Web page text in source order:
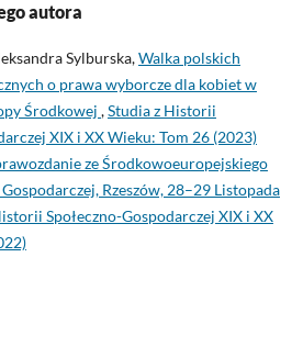
autora
Sylburska,Walka polskich
o prawa wyborcze dla kobiet w
Środkowej ,Studia z Historii
XIX i XX Wieku: Tom 26 (2023)
ze Środkowoeuropejskiego
Rzeszów, 28–29 Listopada
Społeczno-Gospodarczej XIX i XX